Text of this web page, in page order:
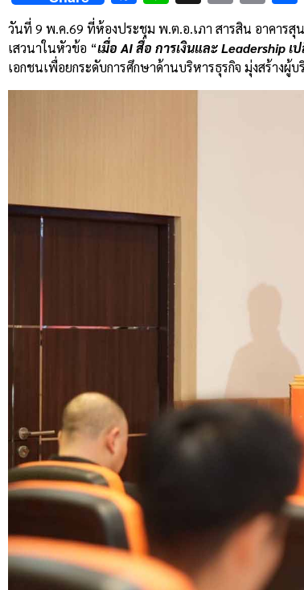
Link
วันที่ 9 พ.ค.69 ที่ห้องประชุม พ.ต.อ.เภา สารสิน อาคารสุ
เสวนาในหัวข้อ “เมื่อ AI สื่อ การเงินและ Leadership เ
เอกชนเพื่อยกระดับการศึกษาด้านบริหารธุรกิจ มุ่งสร้างผู้